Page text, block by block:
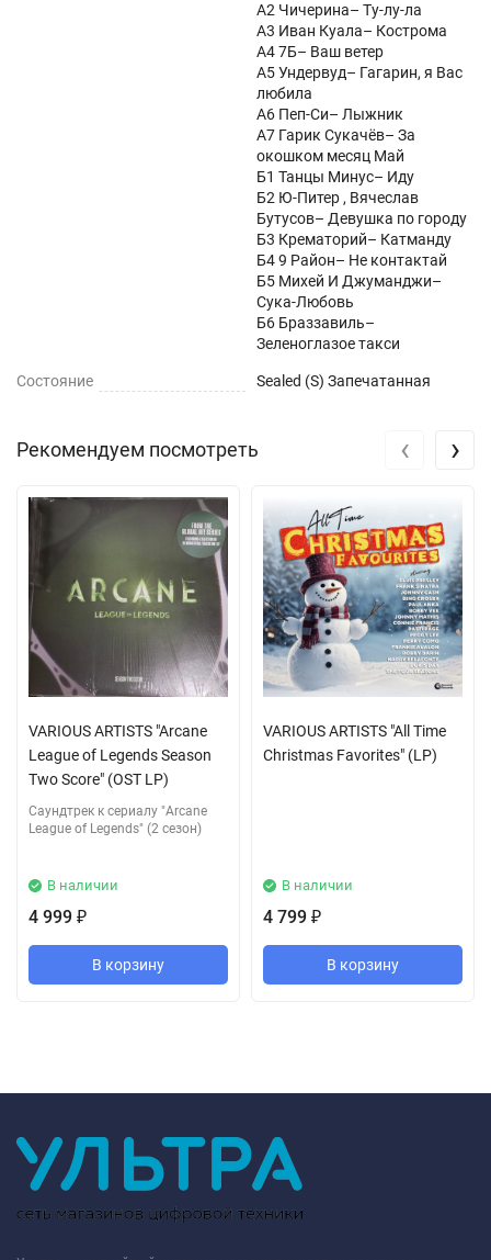
А2 Чичерина– Ту-лу-ла
А3 Иван Куала– Кострома
А4 7Б– Ваш ветер
А5 Ундервуд– Гагарин, я Вас
любила
А6 Пеп-Си– Лыжник
А7 Гарик Сукачёв– За
окошком месяц Май
Б1 Танцы Минус– Иду
Б2 Ю-Питер , Вячеслав
Бутусов– Девушка по городу
Б3 Крематорий– Катманду
Б4 9 Район– Не контактай
Б5 Михей И Джуманджи–
Сука-Любовь
Б6 Браззавиль–
Зеленоглазое такси
Состояние Sealed (S) Запечатанная
Рекомендуем посмотреть
VARIOUS ARTISTS "Arcane
League of Legends Season
Two Score" (OST LP)
Саундтрек к сериалу "Arcane
League of Legends" (2 сезон)
В наличии
4 999 ₽
В корзину
VARIOUS ARTISTS "All Time
Christmas Favorites" (LP)
В наличии
4 799 ₽
В корзину
‹ ›